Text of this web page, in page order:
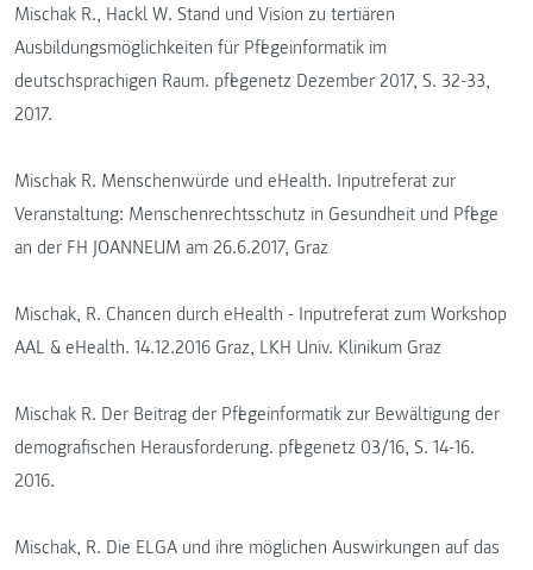
Mischak R., Hackl W. Stand und Vision zu tertiären
Ausbildungsmöglichkeiten für Pflegeinformatik im
deutschsprachigen Raum. pflegenetz Dezember 2017, S. 32-33,
2017.
Mischak R. Menschenwürde und eHealth. Inputreferat zur
Veranstaltung: Menschenrechtsschutz in Gesundheit und Pflege
an der FH JOANNEUM am 26.6.2017, Graz
Mischak, R. Chancen durch eHealth - Inputreferat zum Workshop
AAL & eHealth. 14.12.2016 Graz, LKH Univ. Klinikum Graz
Mischak R. Der Beitrag der Pflegeinformatik zur Bewältigung der
demografischen Herausforderung. pflegenetz 03/16, S. 14-16.
2016.
Mischak, R. Die ELGA und ihre möglichen Auswirkungen auf das